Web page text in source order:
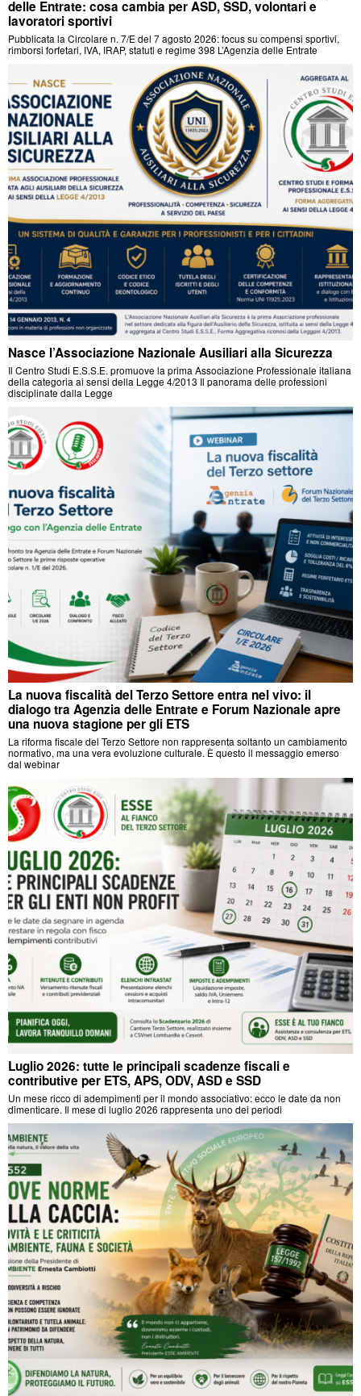
delle Entrate: cosa cambia per ASD, SSD, volontari e
lavoratori sportivi
Pubblicata la Circolare n. 7/E del 7 agosto 2026: focus su compensi sportivi,
rimborsi forfetari, IVA, IRAP, statuti e regime 398 L’Agenzia delle Entrate
Nasce l’Associazione Nazionale Ausiliari alla Sicurezza
Il Centro Studi E.S.S.E. promuove la prima Associazione Professionale italiana
della categoria ai sensi della Legge 4/2013 Il panorama delle professioni
disciplinate dalla Legge
La nuova fiscalità del Terzo Settore entra nel vivo: il
dialogo tra Agenzia delle Entrate e Forum Nazionale apre
una nuova stagione per gli ETS
La riforma fiscale del Terzo Settore non rappresenta soltanto un cambiamento
normativo, ma una vera evoluzione culturale. È questo il messaggio emerso
dal webinar
Luglio 2026: tutte le principali scadenze fiscali e
contributive per ETS, APS, ODV, ASD e SSD
Un mese ricco di adempimenti per il mondo associativo: ecco le date da non
dimenticare. Il mese di luglio 2026 rappresenta uno dei periodi